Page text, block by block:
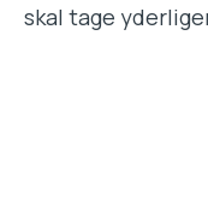
skal tage